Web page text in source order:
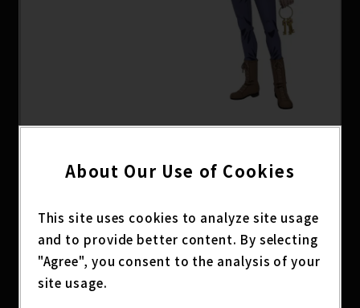
タンド使いとなり、徐倫たちを始末するよう命じら
られていた人物です。そんなモスキーノのスタンド
は「タンジェリン・ドリーム」。自分が作り出した
夢の世界の刑務所に対象者を閉じ込めるという能力
を持ち、徐倫たちを追い詰めます。
About Our Use of Cookies
This site uses cookies to analyze site usage
and to provide better content. By selecting
"Agree", you consent to the analysis of your
site usage.